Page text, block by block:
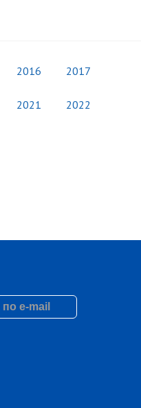
2016 2017
2021 2022